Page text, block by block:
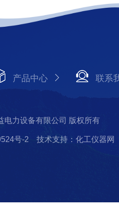
产品中心 联系
电力设备有限公司 版权所有
号-2
技术支持：化工仪器网